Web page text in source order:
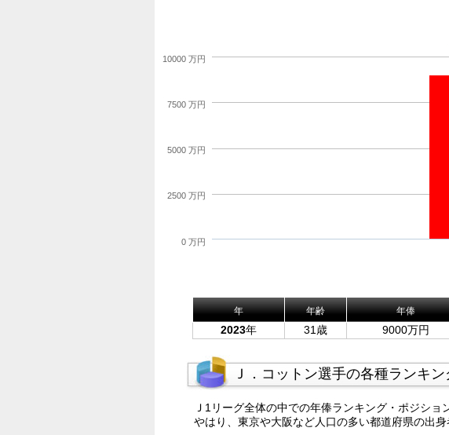
0 万円
2500 万円
5000 万円
7500 万円
10000 万円
年 年齢 年俸
2023年 31歳 9000万円
Ｊ．コットン選手の各種ランキン
Ｊ1リーグ全体の中での年俸ランキング・ポジシ
やはり、東京や大阪など人口の多い都道府県の出身